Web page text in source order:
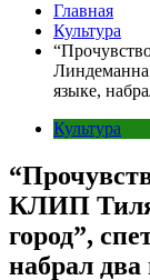
Главная
Культура
языке,
Культура
КЛИП
город”,
набрал